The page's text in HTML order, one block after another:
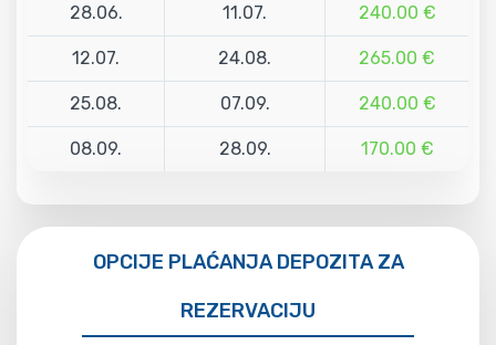
28.06. 11.07. 240.00 €
12.07. 24.08. 265.00 €
25.08. 07.09. 240.00 €
08.09. 28.09. 170.00 €
OPCIJE PLAĆANJA DEPOZITA ZA
REZERVACIJU